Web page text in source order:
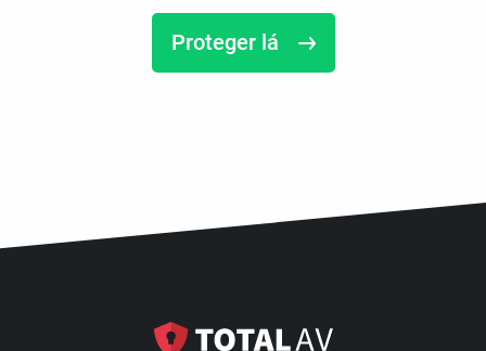
Proteger lá